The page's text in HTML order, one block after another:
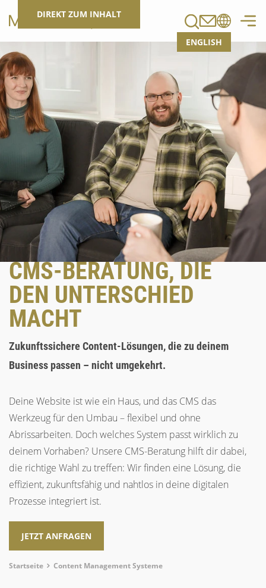
DIREKT ZUM INHALT
ENGLISH
CMS-BERATUNG, DIE
DEN UNTERSCHIED
MACHT
Zukunftssichere Content-Lösungen, die zu deinem
Business passen – nicht umgekehrt.
Deine Website ist wie ein Haus, und das CMS das
Werkzeug für den Umbau – flexibel und ohne
Abrissarbeiten. Doch welches System passt wirklich zu
deinem Vorhaben? Unsere CMS-Beratung hilft dir dabei,
die richtige Wahl zu treffen: Wir finden eine Lösung, die
effizient, zukunftsfähig und nahtlos in deine digitalen
Prozesse integriert ist.
JETZT ANFRAGEN
Breadcrumb
Startseite Content Management Systeme